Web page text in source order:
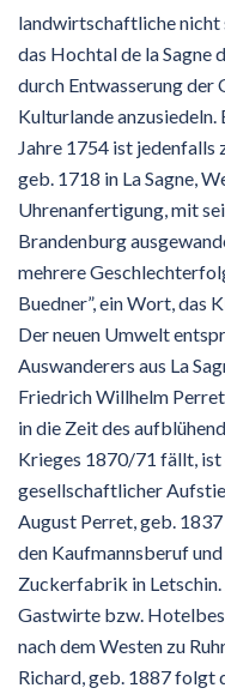
landwirtschaftliche nicht
das Hochtal de la
durch Entwasserung der
Kulturlande anzusiedeln.
Jahre 1754 ist jedenfalls
geb. 1718 in La Sagne,
Uhrenanfertigung, mit
Brandenburg
mehrere
Buedner”, ein Wort, das
Der neuen Umwelt
Auswanderers aus La
Friedrich Willhelm
in die Zeit des
Krieges 1870/71 fällt, ist
gesellschaftlicher
August Perret, geb.
den Kaufmannsberuf
Zuckerfabrik in
Gastwirte bzw.
nach dem Westen zu
Richard, geb. 1887 folgt